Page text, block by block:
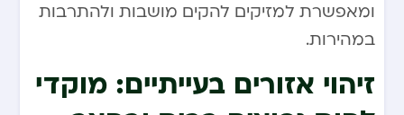
ומאפשרת למזיקים להקים מושבות ולהתרבות
במהירות.
זיהוי אזורים בעייתיים: מוקדי